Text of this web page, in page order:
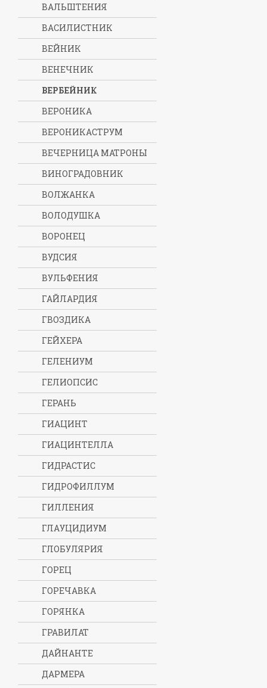
ВАЛЬШТЕНИЯ
ВАСИЛИСТНИК
ВЕЙНИК
ВЕНЕЧНИК
ВЕРБЕЙНИК
ВЕРОНИКА
ВЕРОНИКАСТРУМ
ВЕЧЕРНИЦА МАТРОНЫ
ВИНОГРАДОВНИК
ВОЛЖАНКА
ВОЛОДУШКА
ВОРОНЕЦ
ВУДСИЯ
ВУЛЬФЕНИЯ
ГАЙЛАРДИЯ
ГВОЗДИКА
ГЕЙХЕРА
ГЕЛЕНИУМ
ГЕЛИОПСИС
ГЕРАНЬ
ГИАЦИНТ
ГИАЦИНТЕЛЛА
ГИДРАСТИС
ГИДРОФИЛЛУМ
ГИЛЛЕНИЯ
ГЛАУЦИДИУМ
ГЛОБУЛЯРИЯ
ГОРЕЦ
ГОРЕЧАВКА
ГОРЯНКА
ГРАВИЛАТ
ДАЙНАНТЕ
ДАРМЕРА